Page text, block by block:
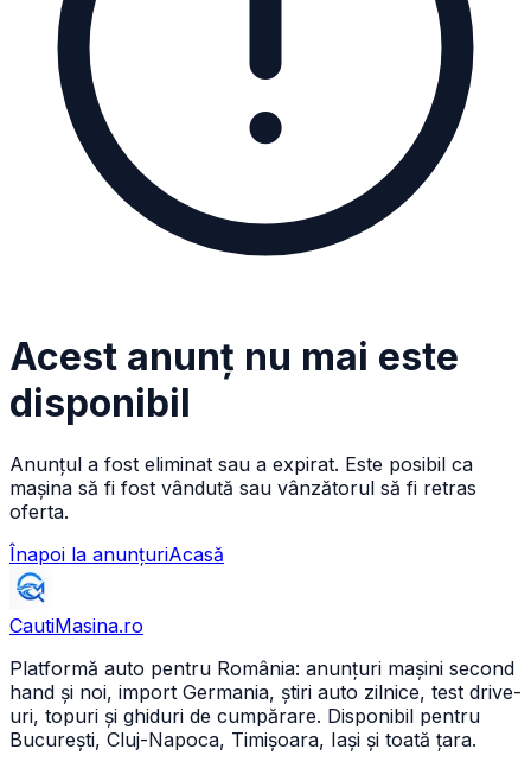
Acest anunț nu mai este
disponibil
Anunțul a fost eliminat sau a expirat. Este posibil ca
mașina să fi fost vândută sau vânzătorul să fi retras
oferta.
Înapoi la anunțuriAcasă
CautiMasina.ro
Platformă auto pentru România: anunțuri mașini second
hand și noi, import Germania, știri auto zilnice, test drive-
uri, topuri și ghiduri de cumpărare. Disponibil pentru
București, Cluj-Napoca, Timișoara, Iași și toată țara.